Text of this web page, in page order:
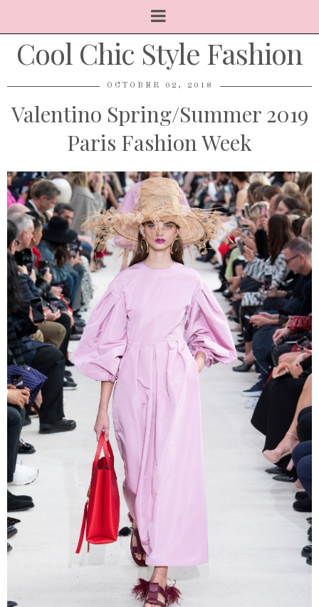
Cool Chic Style Fashion
OCTOBER 02, 2018
Valentino Spring/Summer 2019
Paris Fashion Week